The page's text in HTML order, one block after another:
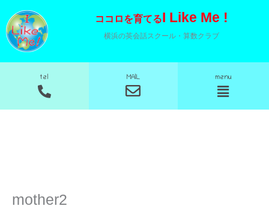
容
を
ス
ココロを育てるI Like Me !
横浜の英会話スクール・算数クラブ
tel
メ
ニ
ュ
MAIL menu
メ
ニ
ュ
mother2